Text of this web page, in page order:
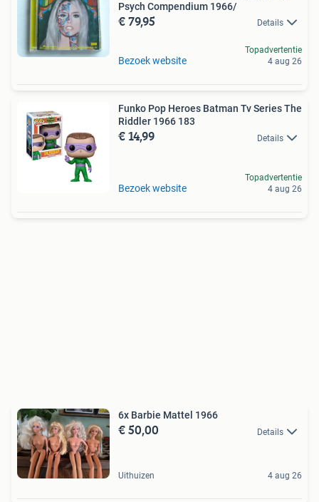
Psych Compendium 1966/
€ 79,95 Details
Bezoek website
Topadvertentie
4 aug 26
Funko Pop Heroes Batman Tv Series The
Riddler 1966 183
€ 14,99 Details
Bezoek website
Topadvertentie
4 aug 26
6x Barbie Mattel 1966
€ 50,00 Details
Uithuizen 4 aug 26